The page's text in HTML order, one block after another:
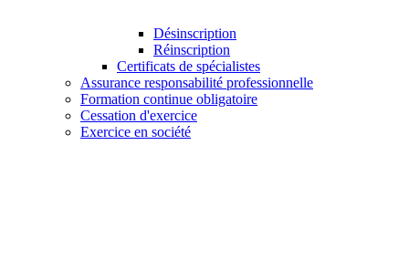
Désinscription
Réinscription
Certificats de spécialistes
Assurance responsabilité professionnelle
Formation continue obligatoire
Cessation d'exercice
Exercice en société